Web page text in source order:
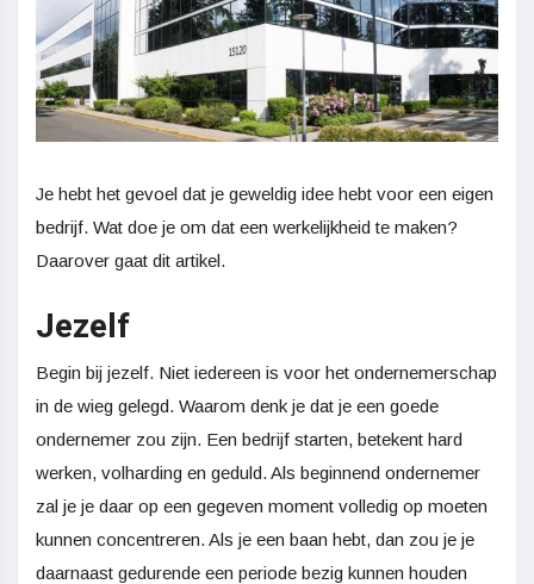
Je hebt het gevoel dat je geweldig idee hebt voor een eigen
bedrijf. Wat doe je om dat een werkelijkheid te maken?
Daarover gaat dit artikel.
Jezelf
Begin bij jezelf. Niet iedereen is voor het ondernemerschap
in de wieg gelegd. Waarom denk je dat je een goede
ondernemer zou zijn. Een bedrijf starten, betekent hard
werken, volharding en geduld. Als beginnend ondernemer
zal je je daar op een gegeven moment volledig op moeten
kunnen concentreren. Als je een baan hebt, dan zou je je
daarnaast gedurende een periode bezig kunnen houden